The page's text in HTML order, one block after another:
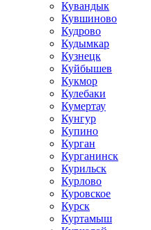
Кувандык
Кувшиново
Кудрово
Кудымкар
Кузнецк
Куйбышев
Кукмор
Кулебаки
Кумертау
Кунгур
Купино
Курган
Курганинск
Курильск
Курлово
Куровское
Курск
Куртамыш